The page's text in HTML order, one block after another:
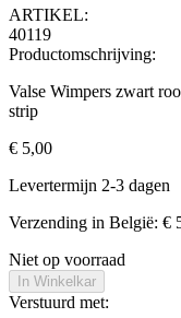
ARTIKEL:
40119
Productomschrijving:
Valse Wimpers zwart
strip
€ 5,00
Levertermijn 2-3 dagen
Verzending in België: €
Niet op voorraad
In Winkelkar
Verstuurd met: